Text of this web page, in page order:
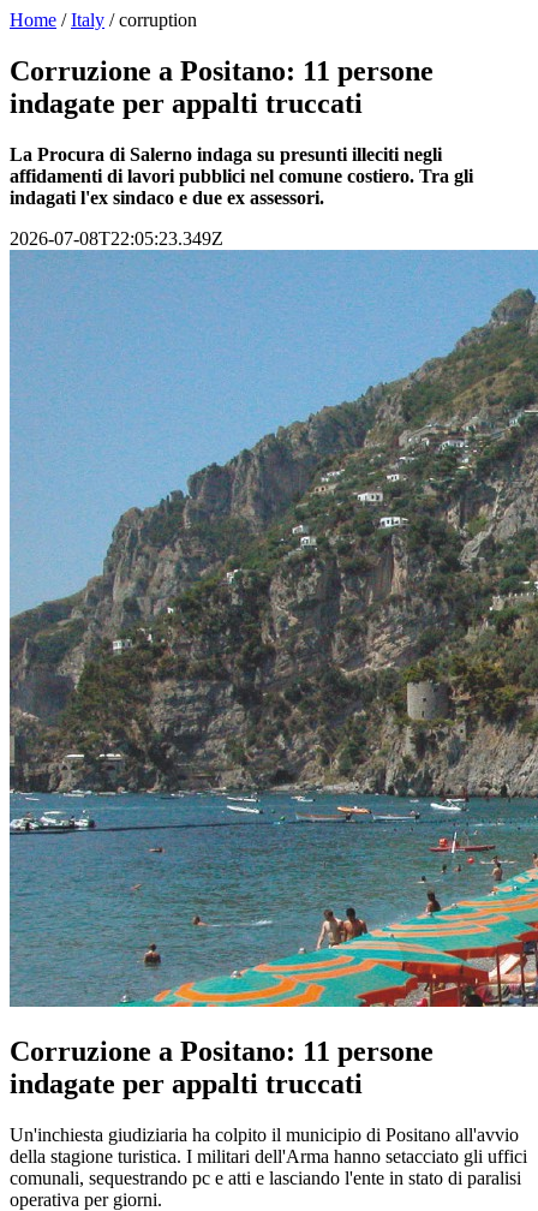
Home /Italy /corruption
Corruzione a Positano: 11 persone
indagate per appalti truccati
La Procura di Salerno indaga su presunti illeciti negli
affidamenti di lavori pubblici nel comune costiero. Tra gli
indagati l'ex sindaco e due ex assessori.
2026-07-08T22:05:23.349Z
Corruzione a Positano: 11 persone
indagate per appalti truccati
Un'inchiesta giudiziaria ha colpito il municipio di Positano all'avvio
della stagione turistica. I militari dell'Arma hanno setacciato gli uffici
comunali, sequestrando pc e atti e lasciando l'ente in stato di paralisi
operativa per giorni.